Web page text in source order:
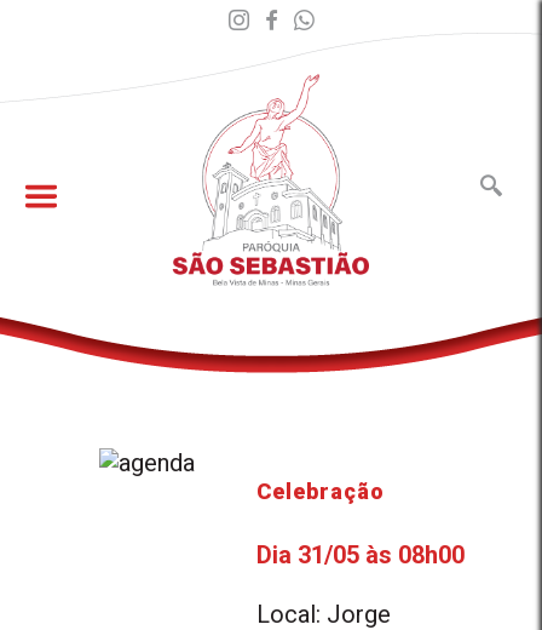
Celebração
Dia 31/05 às 08h00
Local: Jorge